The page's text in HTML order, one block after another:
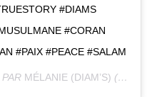
#DIAMS
#CORAN
#PAIX #PEACE #SALAM
MÉLANIE (DIAM’S) (@MELANIEDIAMSOFFICIEL) LE